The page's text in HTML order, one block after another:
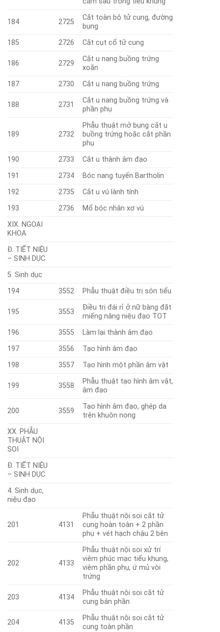
184 2725
Cắt toàn bộ tử cung, đường
bụng
185
2726 Cắt cụt cổ tử cung
186 2729
Cắt u nang buồng trứng
xoắn
187
2730 Cắt u nang buồng trứng
188 2731
Cắt u nang buồng trứng và
phần phụ
189 2732
Phẫu thuật mở bụng cắt u
buồng trứng hoặc cắt phần
phụ
190
2733
Cắt u thành âm đạo
191
2734
Bóc nang tuyến Bartholin
192
2735
Cắt u vú lành tính
193
2736
Mổ bóc nhân xơ vú
XIX. NGOẠI
KHOA
Đ. TIẾT NIỆU
– SINH DỤC
5. Sinh dục
194
3552 Phẫu thuật điều trị són tiểu
195 3553
Điều trị đái rỉ ở nữ bàng đặt
miếng nâng niệu đạo TOT
196
3555
Làm lại thành âm đạo
197
3556
Tạo hình âm đạo
198
3557 Tạo hình một phần âm vật
199 3558
Phẫu thuật tạo hình âm vật,
âm đạo
200 3559
Tạo hình âm đạo, ghép da
trên khuôn nong
XX. PHẪU
THUẬT NỘI
SOI
Đ. TIẾT NIỆU
– SINH DỤC
4. Sinh dục,
niệu đạo
201 4131
Phẫu thuật nội soi cắt tử
cung hoàn toàn + 2 phần
phụ + vét hạch chậu 2 bên
202 4133
Phẫu thuật nội soi xử trí
viêm phúc mạc tiểu khung,
viêm phần phụ, ứ mủ vòi
trứng
203 4134
Phẫu thuật nội soi cắt tử
cung bán phần
204 4135
Phẫu thuật nội soi cắt tử
cung toàn phần